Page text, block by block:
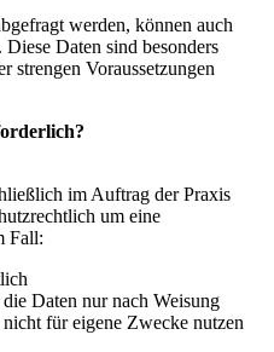
werden, können auch
Diese Daten sind besonders
strengen Voraussetzungen
im Auftrag der Praxis
um eine
Fall:
Daten nur nach Weisung
für eigene Zwecke nutzen